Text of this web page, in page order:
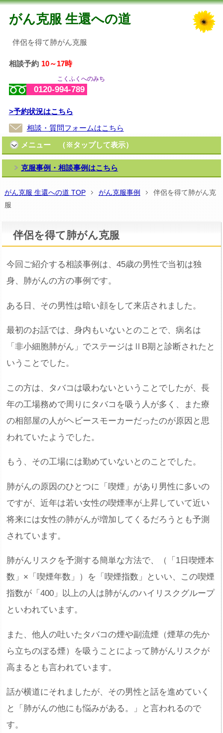
がん克服 生還への道
伴侶を得て肺がん克服
相談予約 10～17時
こくふくへのみち
0120-994-789
>予約状況はこちら
相談・質問フォームはこちら
メニュー （※タップして表示）
克服事例・相談事例はこちら
がん克服 生還への道 TOP がん克服事例
伴侶を得て肺がん克
服
伴侶を得て肺がん克服
今回ご紹介する相談事例は、45歳の男性で当初は独
身、肺がんの方の事例です。
ある日、その男性は暗い顔をして来店されました。
最初のお話では、身内もいないとのことで、病名は
「非小細胞肺がん」でステージはⅡB期と診断されたと
いうことでした。
この方は、タバコは吸わないということでしたが、長
年の工場務めで周りにタバコを吸う人が多く、また療
の相部屋の人がヘビースモーカーだったのが原因と思
われていたようでした。
もう、その工場には勤めていないとのことでした。
肺がんの原因のひとつに「喫煙」があり男性に多いの
ですが、近年は若い女性の喫煙率が上昇していて近い
将来には女性の肺がんが増加してくるだろうとも予測
されています。
肺がんリスクを予測する簡単な方法で、（「1日喫煙本
数」×「喫煙年数」）を「喫煙指数」といい、この喫煙
指数が「400」以上の人は肺がんのハイリスクグループ
といわれています。
また、他人の吐いたタバコの煙や副流煙（煙草の先か
ら立ちのぼる煙）を吸うことによって肺がんリスクが
高まるとも言われています。
話が横道にそれましたが、その男性と話を進めていく
と「肺がんの他にも悩みがある。」と言われるので
す。